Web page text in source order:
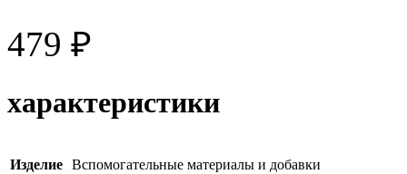
479 ₽
характеристики
Изделие Вспомогательные материалы и добавки